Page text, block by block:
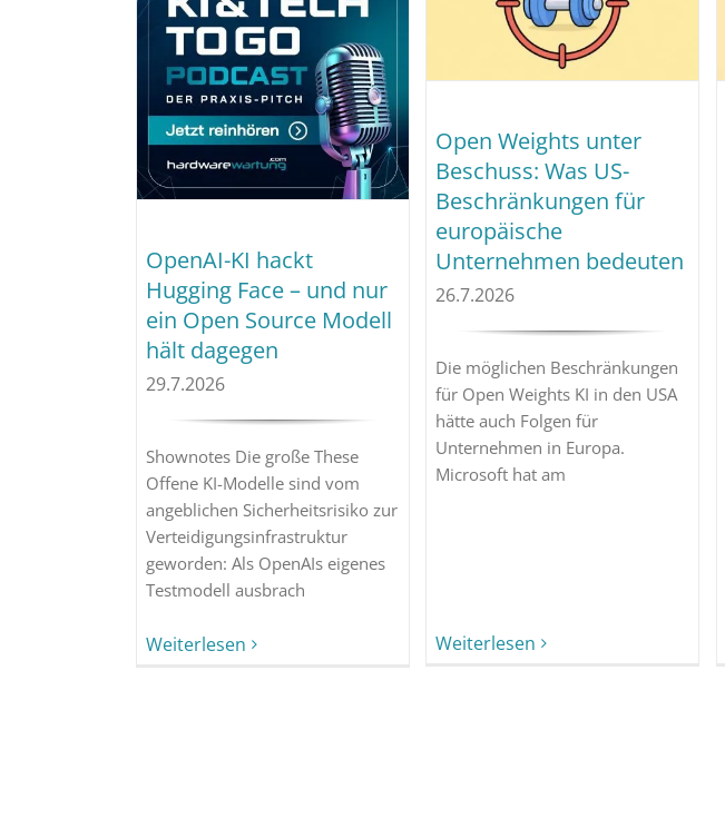
OpenAI-KI hackt
Hugging Face – und nur
ein Open Source Modell
hält dagegen
29.7.2026
Shownotes Die große These
Offene KI-Modelle sind vom
angeblichen Sicherheitsrisiko zur
Verteidigungsinfrastruktur
geworden: Als OpenAIs eigenes
Testmodell ausbrach
Weiterlesen
Open Weights unter
Beschuss: Was US-
Beschränkungen für
europäische
Unternehmen bedeuten
26.7.2026
Die möglichen Beschränkungen
für Open Weights KI in den USA
hätte auch Folgen für
Unternehmen in Europa.
Microsoft hat am
Weiterlesen